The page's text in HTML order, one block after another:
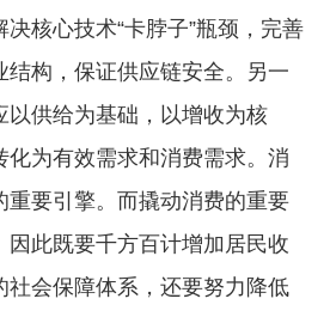
核心技术“卡脖子”瓶颈，完善
结构，保证供应链安全。另一
以供给为基础，以增收为核
化为有效需求和消费需求。消
重要引擎。而撬动消费的重要
因此既要千方百计增加居民收
社会保障体系，还要努力降低